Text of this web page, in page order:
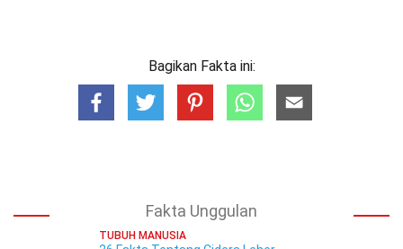
Bagikan Fakta ini:
Fakta Unggulan
TUBUH MANUSIA